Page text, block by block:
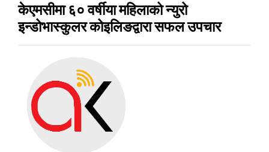
केएमसीमा ६० वर्षीया महिलाको न्युरो
इन्डोभास्कुलर कोइलिङद्वारा सफल उपचार